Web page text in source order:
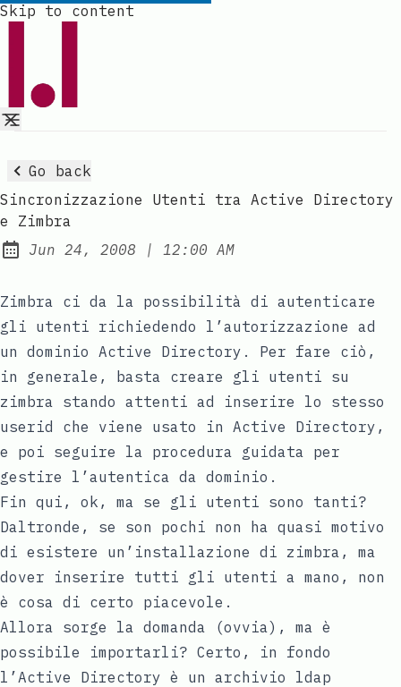
Skip to content
Go back
Sincronizzazione Utenti tra Active Directory
e Zimbra
Published:
Jun 24, 2008 | at
12:00 AM
Zimbra ci da la possibilità di autenticare
gli utenti richiedendo l’autorizzazione ad
un dominio Active Directory. Per fare ciò,
in generale, basta creare gli utenti su
zimbra stando attenti ad inserire lo stesso
userid che viene usato in Active Directory,
e poi seguire la procedura guidata per
gestire l’autentica da dominio.
Fin qui, ok, ma se gli utenti sono tanti?
Daltronde, se son pochi non ha quasi motivo
di esistere un’installazione di zimbra, ma
dover inserire tutti gli utenti a mano, non
è cosa di certo piacevole.
Allora sorge la domanda (ovvia), ma è
possibile importarli? Certo, in fondo
l’Active Directory è un archivio ldap